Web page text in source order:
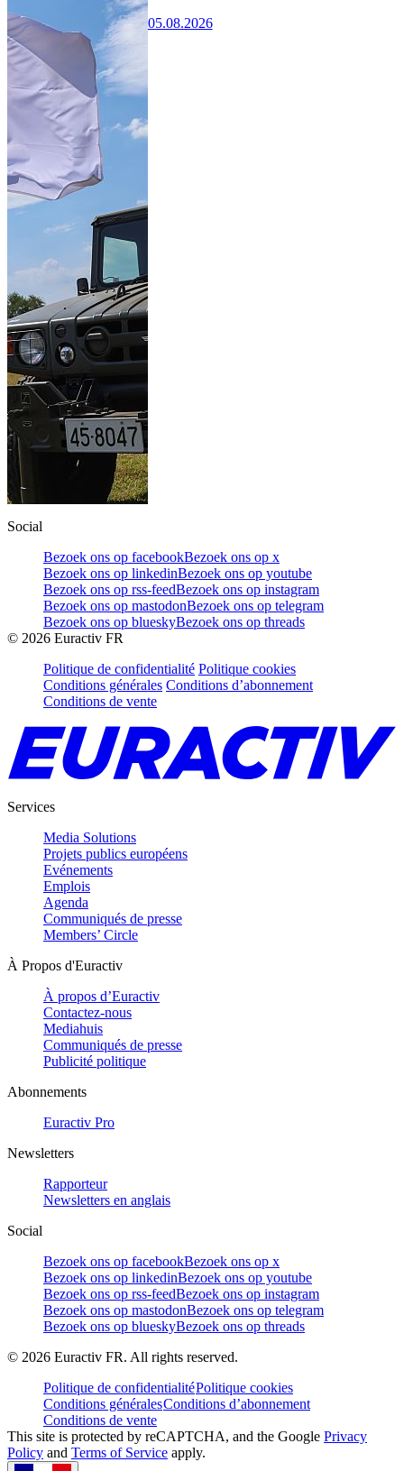
05.08.2026
Social
Bezoek ons op facebookBezoek ons op x
Bezoek ons op linkedinBezoek ons op youtube
Bezoek ons op rss-feedBezoek ons op instagram
Bezoek ons op mastodonBezoek ons op telegram
Bezoek ons op blueskyBezoek ons op threads
© 2026 Euractiv FR
Politique de confidentialité Politique cookies
Conditions générales Conditions d’abonnement
Conditions de vente
Services
Media Solutions
Projets publics européens
Evénements
Emplois
Agenda
Communiqués de presse
Members’ Circle
À Propos d'Euractiv
À propos d’Euractiv
Contactez-nous
Mediahuis
Communiqués de presse
Publicité politique
Abonnements
Euractiv Pro
Newsletters
Rapporteur
Newsletters en anglais
Social
Bezoek ons op facebookBezoek ons op x
Bezoek ons op linkedinBezoek ons op youtube
Bezoek ons op rss-feedBezoek ons op instagram
Bezoek ons op mastodonBezoek ons op telegram
Bezoek ons op blueskyBezoek ons op threads
© 2026 Euractiv FR. All rights reserved.
Politique de confidentialitéPolitique cookies
Conditions généralesConditions d’abonnement
Conditions de vente
This site is protected by reCAPTCHA, and the Google Privacy
Policy and Terms of Service apply.